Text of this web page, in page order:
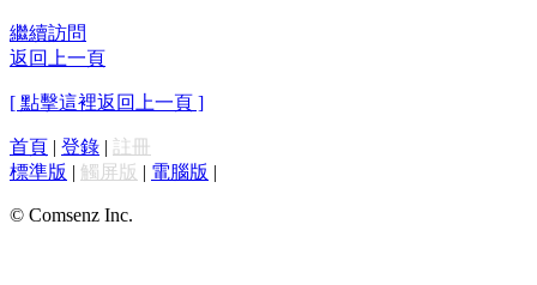
繼續訪問
返回上一頁
[ 點擊這裡返回上一頁 ]
首頁 | 登錄 | 註冊
標準版 | 觸屏版 | 電腦版 |
© Comsenz Inc.